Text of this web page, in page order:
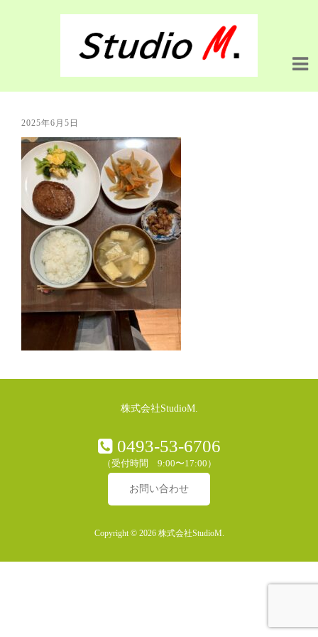
2025年6月5日
株式会社StudioM.
0493-53-6706
（受付時間 9:00〜17:00）
お問い合わせ
Copyright © 2026 株式会社StudioM.